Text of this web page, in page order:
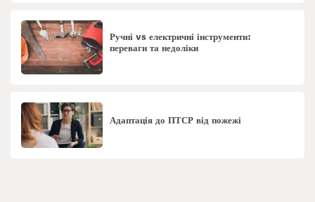
Ручні vs електричні інструменти:
переваги та недоліки
Адаптація до ПТСР від пожежі